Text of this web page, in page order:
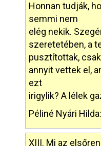
Honnan tudják,
semmi nem
elég nekik.
szeretetében, a
pusztítottak, csak
annyit vettek el,
ezt
irigylik? A lélek
Péliné Nyári
XIII. Mi az